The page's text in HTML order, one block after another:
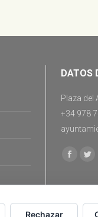
DATOS
Plaza del
+34 978
Rechazar